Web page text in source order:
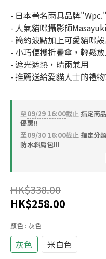
- 日本著名雨具品牌"Wpc."
- 人氣貓咪攝影師
- 簡約波點加上可愛貓咪
- 小巧便攜折疊傘，輕鬆
- 遮光遮熱，晴雨兼用
- 推薦送給愛貓人士的禮
至09/29 16:00截止指定商
優惠!!
至09/30 16:00截止指定分
防水斜肩包!!!
HK$338.00
HK$258.00
顏色 : 灰色
灰色 米白色